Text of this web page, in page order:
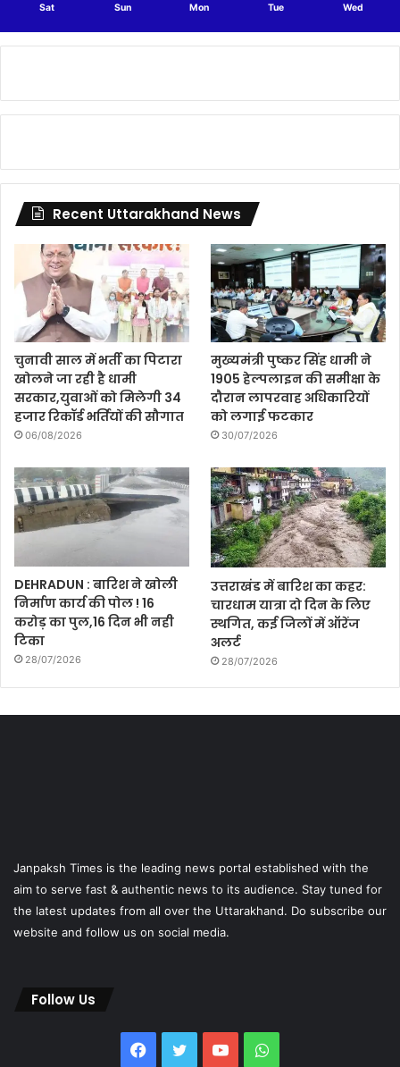
Sat Sun Mon Tue Wed
Recent Uttarakhand News
चुनावी साल में भर्ती का पिटारा
खोलने जा रही है धामी
सरकार,युवाओं को मिलेगी 34
हजार रिकॉर्ड भर्तियों की सौगात
06/08/2026
मुख्यमंत्री पुष्कर सिंह धामी ने
1905 हेल्पलाइन की समीक्षा के
दौरान लापरवाह अधिकारियों
को लगाई फटकार
30/07/2026
DEHRADUN : बारिश ने खोली
निर्माण कार्य की पोल ! 16
करोड़ का पुल,16 दिन भी नही
टिका
28/07/2026
उत्तराखंड में बारिश का कहर:
चारधाम यात्रा दो दिन के लिए
स्थगित, कई जिलों में ऑरेंज
अलर्ट
28/07/2026
Janpaksh Times is the leading news portal established with the
aim to serve fast & authentic news to its audience. Stay tuned for
the latest updates from all over the Uttarakhand. Do subscribe our
website and follow us on social media.
Follow Us
Facebook
Twitter YouTubeWhatsApp